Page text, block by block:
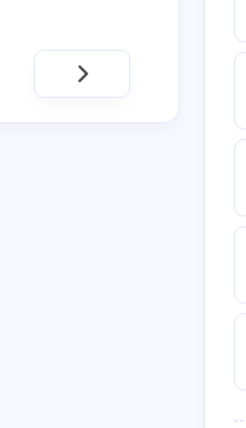
6